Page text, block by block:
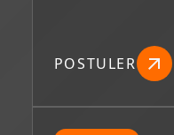
POSTULER